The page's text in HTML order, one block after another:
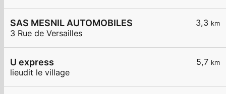
3,3 km
SAS MESNIL AUTOMOBILES
3 Rue de Versailles
5,7 km
U express
lieudit le village